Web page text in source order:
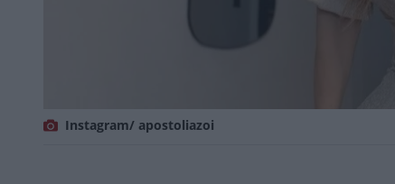
Ιnstagram/ apostoliazoi